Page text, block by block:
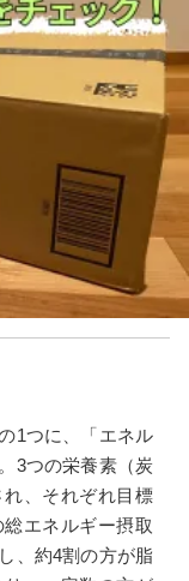
1つに、「エネル
3つの栄養素（炭
、それぞれ目標
エネルギー摂取
し、約4割の方が脂